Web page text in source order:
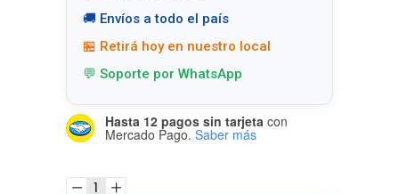
🚚 Envíos a todo el país
🏪 Retirá hoy en nuestro local
💬 Soporte por WhatsApp
Hasta 12 pagos sin tarjeta con
Mercado Pago. Saber más